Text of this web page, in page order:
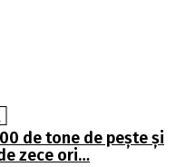
de tone de peşte şi
zece ori…